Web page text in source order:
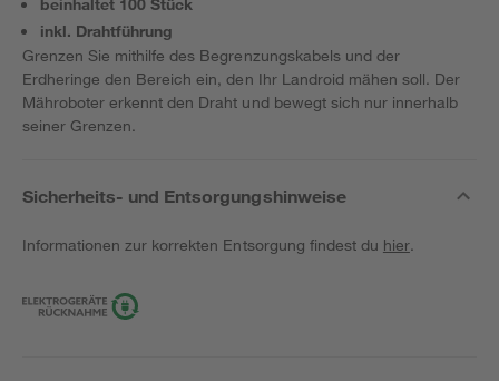
beinhaltet 100 Stück
inkl. Drahtführung
Grenzen Sie mithilfe des Begrenzungskabels und der
Erdheringe den Bereich ein, den Ihr Landroid mähen soll. Der
Mähroboter erkennt den Draht und bewegt sich nur innerhalb
seiner Grenzen.
Sicherheits- und Entsorgungshinweise
Informationen zur korrekten Entsorgung findest du hier.